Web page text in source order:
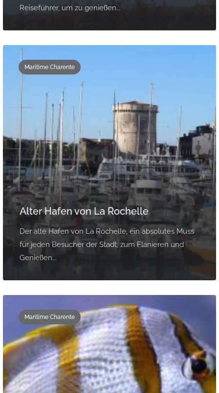
Reiseführer, um zu genießen...
Maritime Charente
Alter Hafen von La Rochelle
Der alte Hafen von La Rochelle, ein absolutes Muss
für jeden Besucher der Stadt, zum Flanieren und
Genießen...
Maritime Charente